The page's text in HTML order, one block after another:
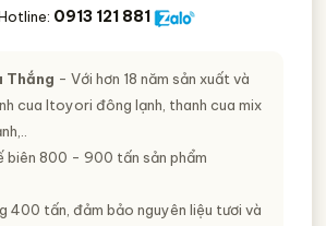
0913 121 881
Thắng - Với hơn 18 năm sản xuất và
cua Itoyori đông lạnh, thanh cua mix
biên 800 - 900 tấn sản phẩm
400 tấn, đảm bảo nguyên liệu tươi và